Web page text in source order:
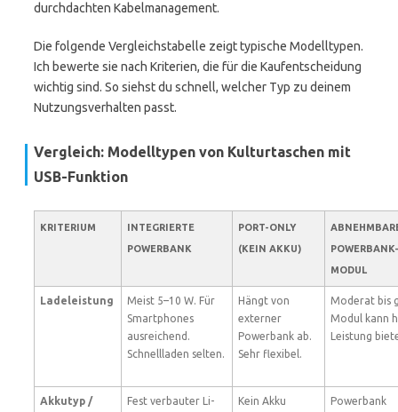
durchdachten Kabelmanagement.
Die folgende Vergleichstabelle zeigt typische Modelltypen.
Ich bewerte sie nach Kriterien, die für die Kaufentscheidung
wichtig sind. So siehst du schnell, welcher Typ zu deinem
Nutzungsverhalten passt.
Vergleich: Modelltypen von Kulturtaschen mit
USB-Funktion
KRITERIUM
INTEGRIERTE
POWERBANK
PORT-ONLY
(KEIN AKKU)
POWERBANK-
MODUL
Ladeleistung
Meist 5–10 W. Für
Smartphones
ausreichend.
Schnellladen selten.
Hängt von
externer
Powerbank ab.
Sehr flexibel.
Moderat bis
Modul kann
Leistung
Akkutyp /
Fest verbauter Li-
Kein Akku
Powerbank